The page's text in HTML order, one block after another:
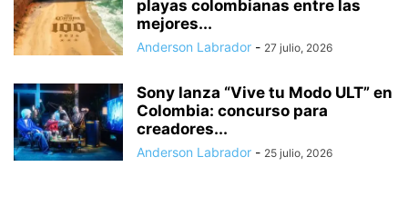
playas colombianas entre las
mejores...
Anderson Labrador - 27 julio, 2026
Sony lanza “Vive tu Modo ULT” en
Colombia: concurso para
creadores...
Anderson Labrador - 25 julio, 2026